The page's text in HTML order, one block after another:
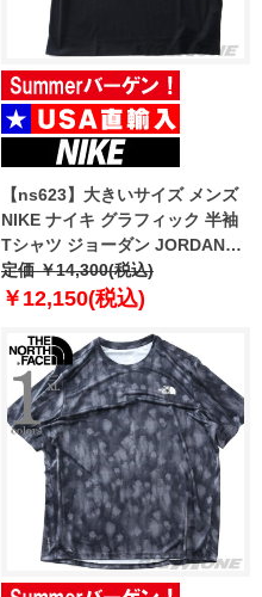
【ns623】大きいサイズ メンズ
NIKE ナイキ グラフィック 半袖
Tシャツ ジョーダン JORDAN
BRAND USA直輸入 iq0708
定価 ￥14,300(税込)
￥12,150(税込)